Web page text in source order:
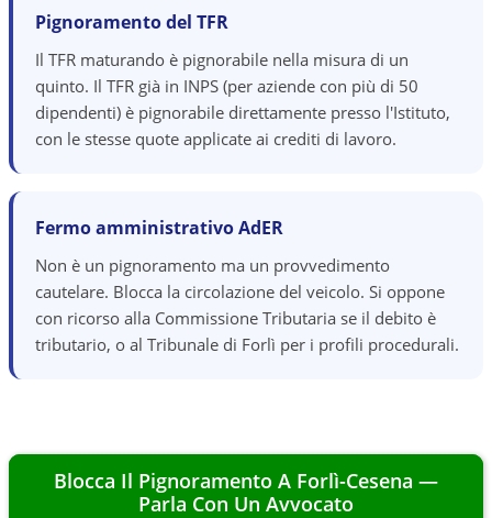
Pignoramento del TFR
Il TFR maturando è pignorabile nella misura di un
quinto. Il TFR già in INPS (per aziende con più di 50
dipendenti) è pignorabile direttamente presso l'Istituto,
con le stesse quote applicate ai crediti di lavoro.
Fermo amministrativo AdER
Non è un pignoramento ma un provvedimento
cautelare. Blocca la circolazione del veicolo. Si oppone
con ricorso alla Commissione Tributaria se il debito è
tributario, o al Tribunale di Forlì per i profili procedurali.
Blocca Il Pignoramento A Forlì-Cesena —
Parla Con Un Avvocato